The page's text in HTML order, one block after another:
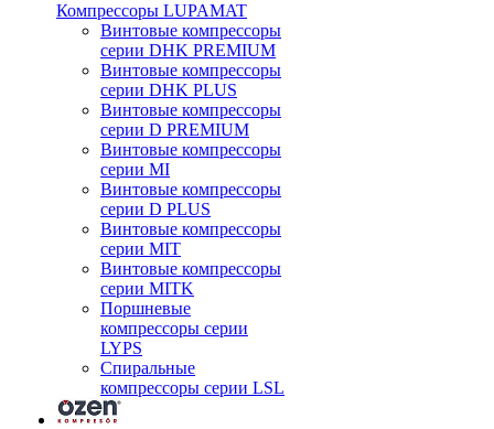
Компрессоры LUPAMAT
Винтовые компрессоры
серии DHK PREMIUM
Винтовые компрессоры
серии DHK PLUS
Винтовые компрессоры
серии D PREMIUM
Винтовые компрессоры
серии MI
Винтовые компрессоры
серии D PLUS
Винтовые компрессоры
серии MIT
Винтовые компрессоры
серии MITK
Поршневые
компрессоры серии
LYPS
Спиральные
компрессоры серии LSL